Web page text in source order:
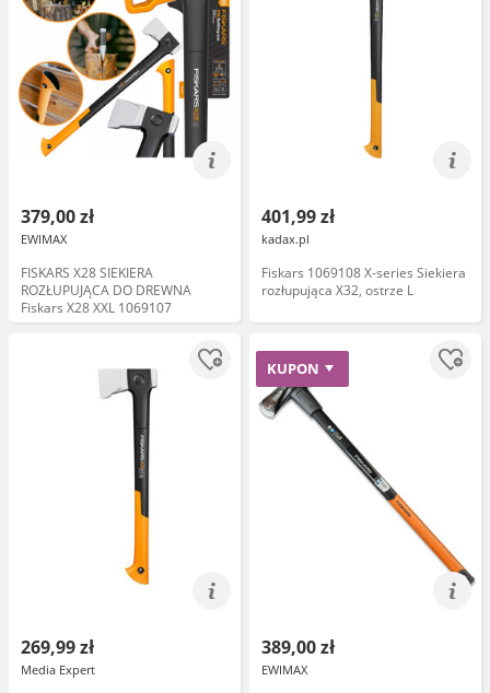
379,00 zł
EWIMAX
FISKARS X28 SIEKIERA
ROZŁUPUJĄCA DO DREWNA
Fiskars X28 XXL 1069107
401,99 zł
kadax.pl
Fiskars 1069108 X-series Siekiera
rozłupująca X32, ostrze L
269,99 zł
Media Expert
KUPON
389,00 zł
EWIMAX